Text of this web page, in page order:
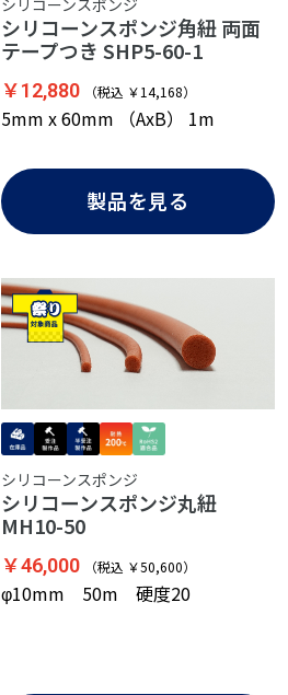
シリコーンスポンジ角紐 両面
テープつき SHP5-60-1
￥12,880 （税込 ￥14,168）
5mm x 60mm （AxB） 1m
製品を見る
シリコーンスポンジ
シリコーンスポンジ丸紐
MH10-50
￥46,000 （税込 ￥50,600）
φ10mm 50m 硬度20